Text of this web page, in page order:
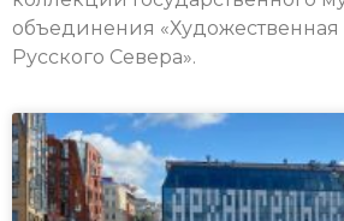
объединения «Художественная
Русского Севера».